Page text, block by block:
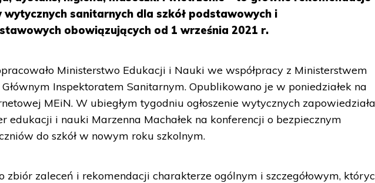
sanitarnych dla szkół podstawowych i
obowiązujących od 1 września 2021 r.
Ministerstwo Edukacji i Nauki we współpracy z Ministerstwem
Inspektoratem Sanitarnym. Opublikowano je w poniedziałek na
MEiN. W ubiegłym tygodniu ogłoszenie wytycznych zapowiedziała
edukacji i nauki Marzenna Machałek na konferencji o bezpiecznym
do szkół w nowym roku szkolnym.
zbiór zaleceń i rekomendacji charakterze ogólnym i szczegółowym,